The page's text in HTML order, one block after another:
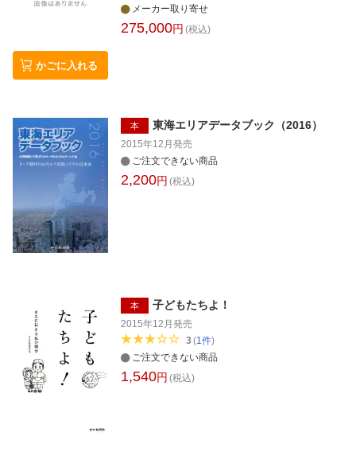
かごに入れる
メーカー取り寄せ
275,000円 (税込)
本 東海エリアデータブック（2016）
2015年12月 発売
ご注文できない商品
2,200円 (税込)
本 子どもたちよ！
2015年12月 発売
3(1件)
ご注文できない商品
1,540円 (税込)